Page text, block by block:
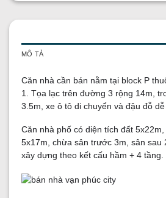
MÔ TẢ
Căn nhà cần bán nằm tại block P
1. Tọa lạc trên đường 3 rộng 14m,
3.5m, xe ô tô di chuyển và đậu đỗ dễ
Căn nhà phố có diện tích đất
5x17m, chừa sân trước 3m, sân sau
xây dựng theo kết cấu hầm + 4 tầng.